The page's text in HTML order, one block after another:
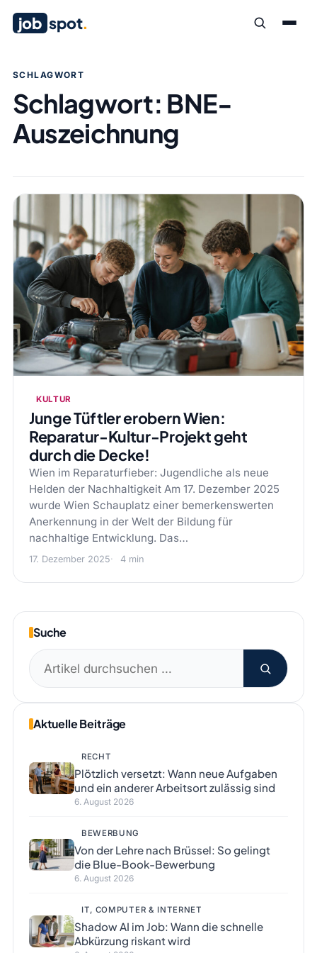
job spot.
SCHLAGWORT
Schlagwort: BNE-
Auszeichnung
KULTUR
Junge Tüftler erobern Wien:
Reparatur-Kultur-Projekt geht
durch die Decke!
Wien im Reparaturfieber: Jugendliche als neue
Helden der Nachhaltigkeit Am 17. Dezember 2025
wurde Wien Schauplatz einer bemerkenswerten
Anerkennung in der Welt der Bildung für
nachhaltige Entwicklung. Das…
17. Dezember 2025 4 min
Suche
Suchen
nach:
Aktuelle Beiträge
RECHT
Plötzlich versetzt: Wann neue Aufgaben
und ein anderer Arbeitsort zulässig sind
6. August 2026
BEWERBUNG
Von der Lehre nach Brüssel: So gelingt
die Blue-Book-Bewerbung
6. August 2026
IT, COMPUTER & INTERNET
Shadow AI im Job: Wann die schnelle
Abkürzung riskant wird